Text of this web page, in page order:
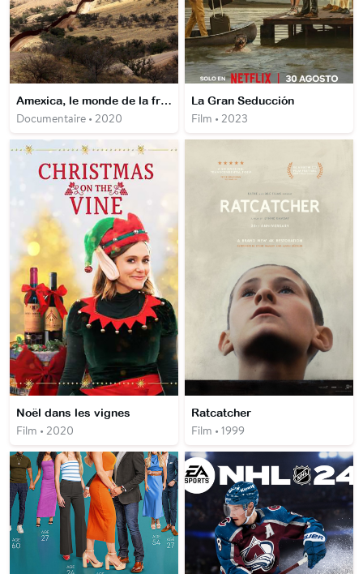
Amexica, le monde de la frontière
Documentaire • 2020
La Gran Seducción
Film • 2023
Noël dans les vignes
Film • 2020
Ratcatcher
Film • 1999